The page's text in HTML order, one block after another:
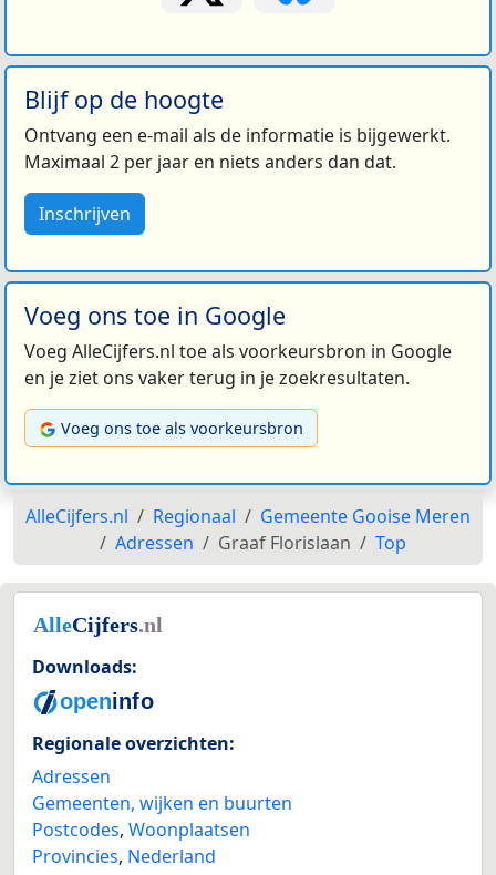
Blijf op de hoogte
Ontvang een e-mail als de informatie is bijgewerkt.
Maximaal 2 per jaar en niets anders dan dat.
Inschrijven
Voeg ons toe in Google
Voeg AlleCijfers.nl toe als voorkeursbron in Google
en je ziet ons vaker terug in je zoekresultaten.
Voeg ons toe als voorkeursbron
AlleCijfers.nl Regionaal
Gemeente Gooise Meren
Adressen
Graaf Florislaan Top
Downloads:
Regionale overzichten:
Adressen
Gemeenten, wijken en buurten
Postcodes, Woonplaatsen
Provincies, Nederland